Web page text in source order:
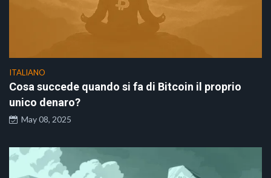
ITALIANO
Cosa succede quando si fa di Bitcoin il proprio
unico denaro?
May 08, 2025